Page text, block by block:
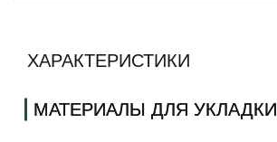
ХАРАКТЕРИСТИКИ
МАТЕРИАЛЫ ДЛЯ УКЛАДКИ